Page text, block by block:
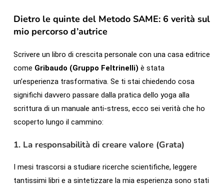
Dietro le quinte del Metodo SAME: 6 verità sul
mio percorso d’autrice
Scrivere un libro di crescita personale con una casa editrice
come Gribaudo (Gruppo Feltrinelli) è stata
un’esperienza trasformativa. Se ti stai chiedendo cosa
significhi davvero passare dalla pratica dello yoga alla
scrittura di un manuale anti-stress, ecco sei verità che ho
scoperto lungo il cammino:
1. La responsabilità di creare valore (Grata)
I mesi trascorsi a studiare ricerche scientifiche, leggere
tantissimi libri e a sintetizzare la mia esperienza sono stati